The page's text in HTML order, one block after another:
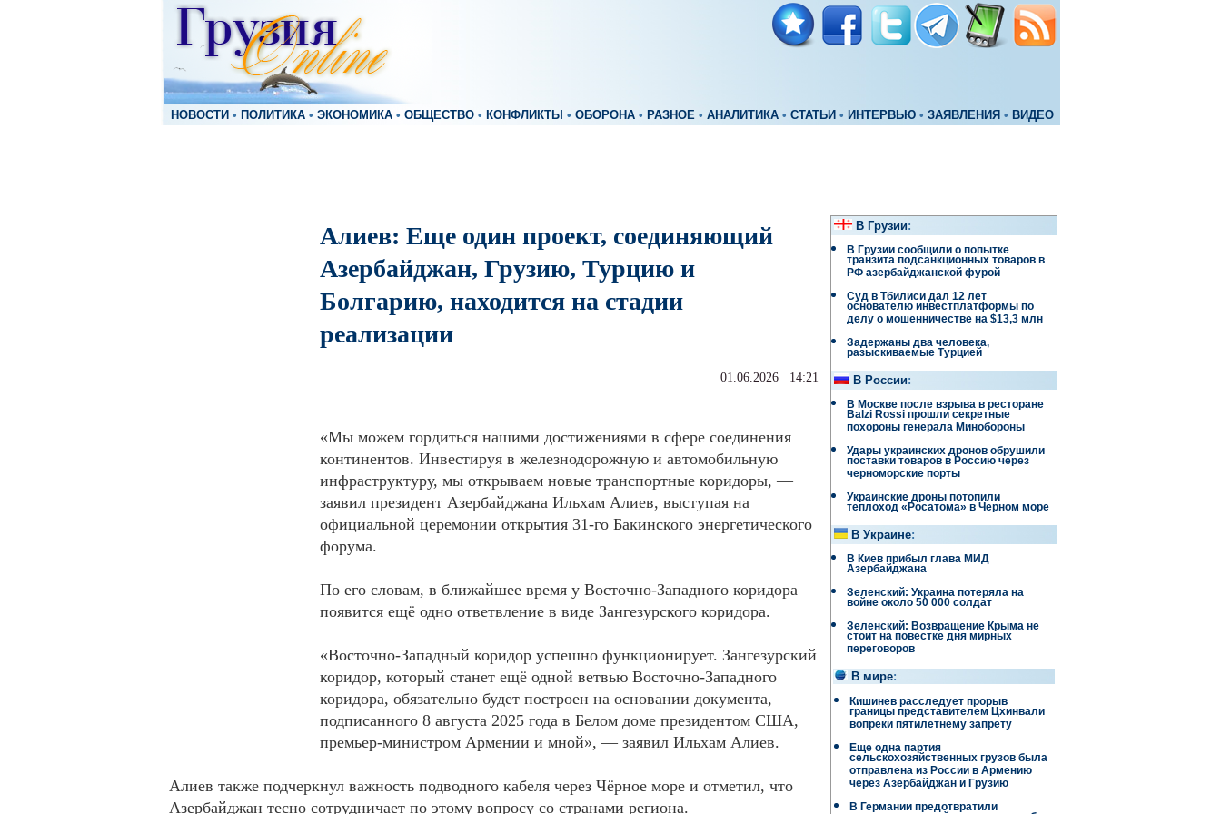
НОВОСТИ • ПОЛИТИКА • ЭКОНОМИКА • ОБЩЕСТВО • КОНФЛИКТЫ • ОБОРОНА • РАЗНОЕ • АНАЛИТИКА • СТАТЬИ • ИНТЕРВЬЮ • ЗАЯВЛЕНИЯ • ВИДЕО
Алиев: Еще один проект, соединяющий
Азербайджан, Грузию, Турцию и
Болгарию, находится на стадии
реализации
01.06.2026 14:21
«Мы можем гордиться нашими достижениями в сфере соединения
континентов. Инвестируя в железнодорожную и автомобильную
инфраструктуру, мы открываем новые транспортные коридоры, —
заявил президент Азербайджана Ильхам Алиев, выступая на
официальной церемонии открытия 31-го Бакинского энергетического
форума.
По его словам, в ближайшее время у Восточно-Западного коридора
появится ещё одно ответвление в виде Зангезурского коридора.
«Восточно-Западный коридор успешно функционирует. Зангезурский
коридор, который станет ещё одной ветвью Восточно-Западного
коридора, обязательно будет построен на основании документа,
подписанного 8 августа 2025 года в Белом доме президентом США,
премьер-министром Армении и мной», — заявил Ильхам Алиев.
Алиев также подчеркнул важность подводного кабеля через Чёрное море и отметил, что
Азербайджан тесно сотрудничает по этому вопросу со странами региона.
В Грузии:
В Грузии сообщили о попытке
транзита подсанкционных товаров в
РФ азербайджанской фурой
Суд в Тбилиси дал 12 лет
основателю инвестплатформы по
делу о мошенничестве на $13,3 млн
Задержаны два человека,
разыскиваемые Турцией
В России:
В Москве после взрыва в ресторане
Balzi Rossi прошли секретные
похороны генерала Минобороны
Удары украинских дронов обрушили
поставки товаров в Россию через
черноморские порты
Украинские дроны потопили
теплоход «Росатома» в Черном море
В Украине:
В Киев прибыл глава МИД
Азербайджана
Зеленский: Украина потеряла на
войне около 50 000 солдат
Зеленский: Возвращение Крыма не
стоит на повестке дня мирных
переговоров
В мире:
Кишинев расследует прорыв
границы представителем Цхинвали
вопреки пятилетнему запрету
Еще одна партия
сельскохозяйственных грузов была
отправлена ​​из России в Армению
через Азербайджан и Грузию
В Германии предотвратили